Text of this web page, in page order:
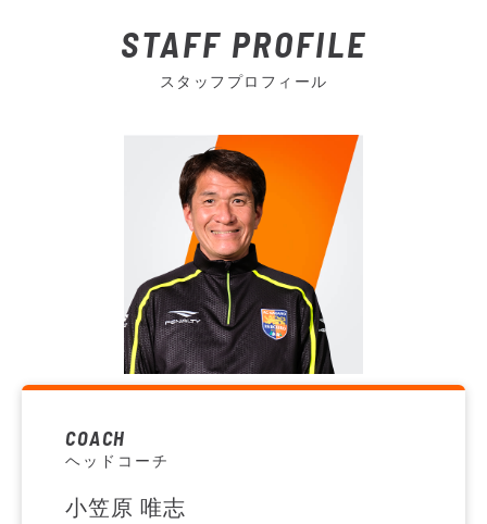
STAFF PROFILE
スタッフプロフィール
COACH
ヘッドコーチ
小笠原 唯志